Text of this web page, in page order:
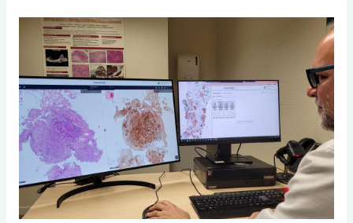
Hospital
Infanta
Leonor
implanta
un
sistema
de
patología
digital
completo